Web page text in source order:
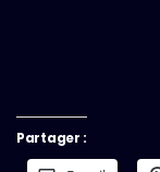
Partager :